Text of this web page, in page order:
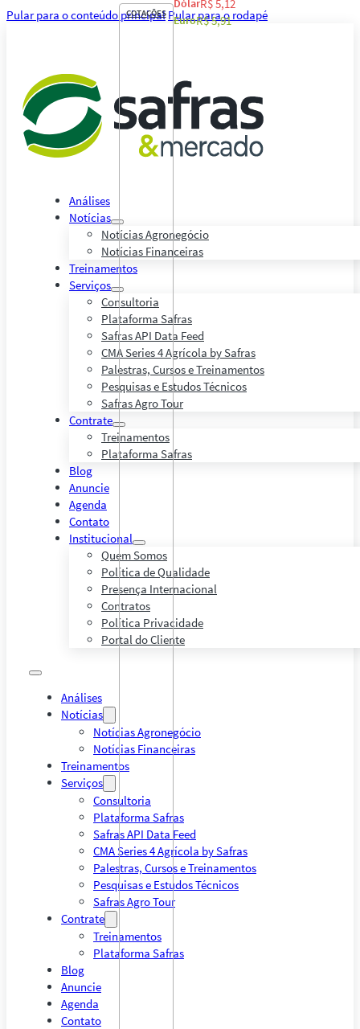
Pular para o conteúdo principal Pular para o rodapé
Análises
Notícias
Notícias Agronegócio
Notícias Financeiras
Treinamentos
Serviços
Consultoria
Plataforma Safras
Safras API Data Feed
CMA Series 4 Agrícola by Safras
Palestras, Cursos e Treinamentos
Pesquisas e Estudos Técnicos
Safras Agro Tour
Contrate
Treinamentos
Plataforma Safras
Blog
Anuncie
Agenda
Contato
Institucional
Quem Somos
Política de Qualidade
Presença Internacional
Contratos
Política Privacidade
Portal do Cliente
Análises
Notícias
Notícias Agronegócio
Notícias Financeiras
Treinamentos
Serviços
Consultoria
Plataforma Safras
Safras API Data Feed
CMA Series 4 Agrícola by Safras
Palestras, Cursos e Treinamentos
Pesquisas e Estudos Técnicos
Safras Agro Tour
Contrate
Treinamentos
Plataforma Safras
Blog
Anuncie
Agenda
Contato
COTAÇÕES
DólarR$ 5,12
EuroR$ 5,91